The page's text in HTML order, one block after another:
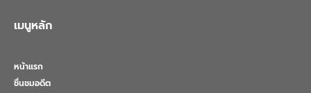
เมนูหลัก
หน้าแรก
ชื่นชมอดีต